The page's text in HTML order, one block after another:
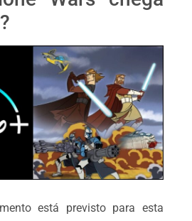
está previsto para esta